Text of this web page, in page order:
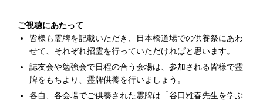
ご視聴にあたって
皆様も霊牌を記載いただき、日本橋道場での供養祭にあわ
せて、それぞれ招霊を行っていただければと思います。
誌友会や勉強会で日程の合う会場は、参加される皆様で霊
牌をもちより、霊牌供養を行いましょう。
各自、各会場でご供養された霊牌は「谷口雅春先生を学ぶ